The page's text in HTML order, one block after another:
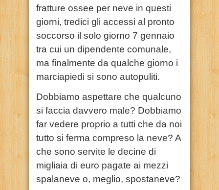
fratture ossee per neve in questi
giorni, tredici gli accessi al pronto
soccorso il solo giorno 7 gennaio
tra cui un dipendente comunale,
ma finalmente da qualche giorno i
marciapiedi si sono autopuliti.
Dobbiamo aspettare che qualcuno
si faccia davvero male? Dobbiamo
far vedere proprio a tutti che da noi
tutto si ferma compreso la neve? A
che sono servite le decine di
migliaia di euro pagate ai mezzi
spalaneve o, meglio, spostaneve?